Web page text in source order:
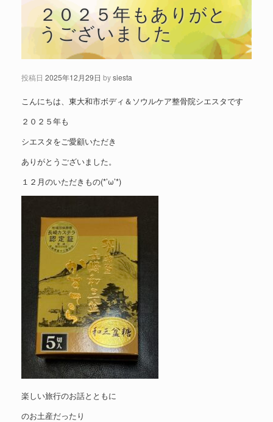
２０２５年もありがと
うございました
投稿日 2025年12月29日 bysiesta
こんにちは、東大和市ボディ＆ソウルケア整骨院シエスタです
２０２５年も
シエスタをご愛顧いただき
ありがとうございました。
１２月のいただきもの(*’ω’*)
楽しい旅行のお話とともに
のお土産だったり